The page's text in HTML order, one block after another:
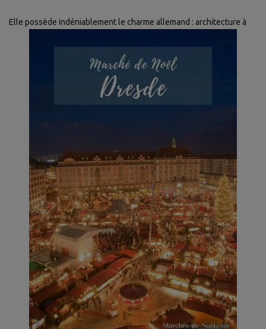
Elle possède indéniablement le charme allemand : architecture à